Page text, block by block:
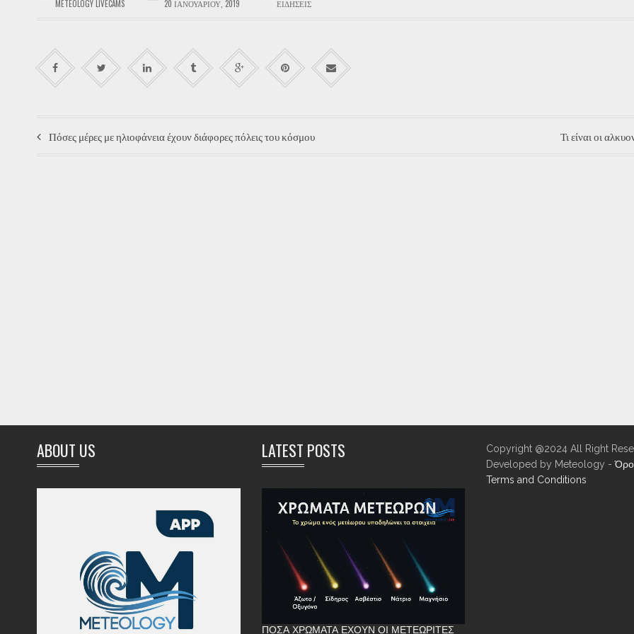
METEOLOGY LIVECAMS 20 ΙΑΝΟΥΑΡΊΟΥ, 2019 ΕΙΔΉΣΕΙΣ
Πόσες μέρες με ηλιοφάνεια έχουν διάφορες πόλεις του κόσμου Τι είναι οι
ABOUT US LATEST POSTS
ΠΌΣΑ ΧΡΏΜΑΤΑ ΈΧΟΥΝ ΟΙ ΜΕΤΕΩΡΊΤΕΣ
Copyright @2024 All Right
Developed by Meteology -
Terms and Conditions